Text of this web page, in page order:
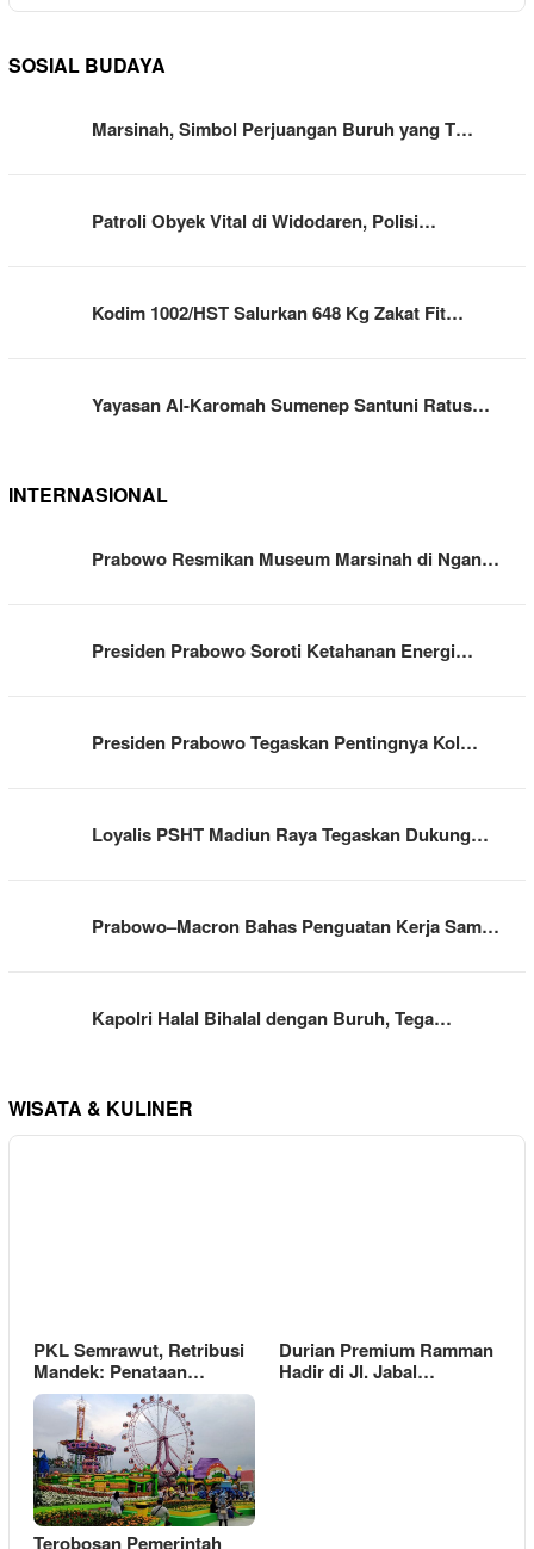
SOSIAL BUDAYA
Marsinah, Simbol Perjuangan Buruh yang T…
Patroli Obyek Vital di Widodaren, Polisi…
Kodim 1002/HST Salurkan 648 Kg Zakat Fit…
Yayasan Al-Karomah Sumenep Santuni Ratus…
INTERNASIONAL
Prabowo Resmikan Museum Marsinah di Ngan…
Presiden Prabowo Soroti Ketahanan Energi…
Presiden Prabowo Tegaskan Pentingnya Kol…
Loyalis PSHT Madiun Raya Tegaskan Dukung…
Prabowo–Macron Bahas Penguatan Kerja Sam…
Kapolri Halal Bihalal dengan Buruh, Tega…
WISATA & KULINER
PKL Semrawut, Retribusi
Mandek: Penataan…
Durian Premium Ramman
Hadir di Jl. Jabal…
Terobosan Pemerintah